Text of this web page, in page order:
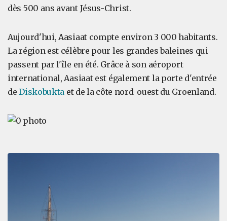
dès 500 ans avant Jésus-Christ.
Aujourd'hui, Aasiaat compte environ 3 000 habitants.
La région est célèbre pour les grandes baleines qui
passent par l'île en été. Grâce à son aéroport
international, Aasiaat est également la porte d'entrée
deDiskobukta et de la côte nord-ouest du Groenland.